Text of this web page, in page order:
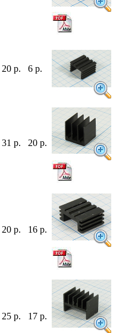
20 р. 6 р.
31 р. 20 р.
20 р. 16 р.
25 р. 17 р.